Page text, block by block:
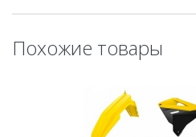
многолетним опытом работы в
Особенности Polisport Kit
Похожие товары